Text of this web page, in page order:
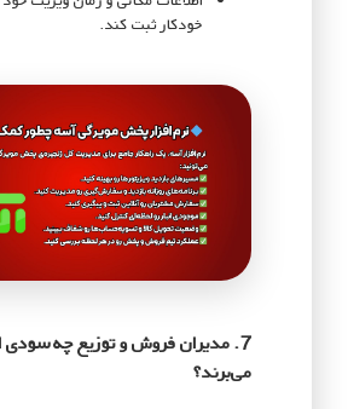
خودکار ثبت کند.
7. مدیران فروش و توزیع چه سودی
می‌برند؟